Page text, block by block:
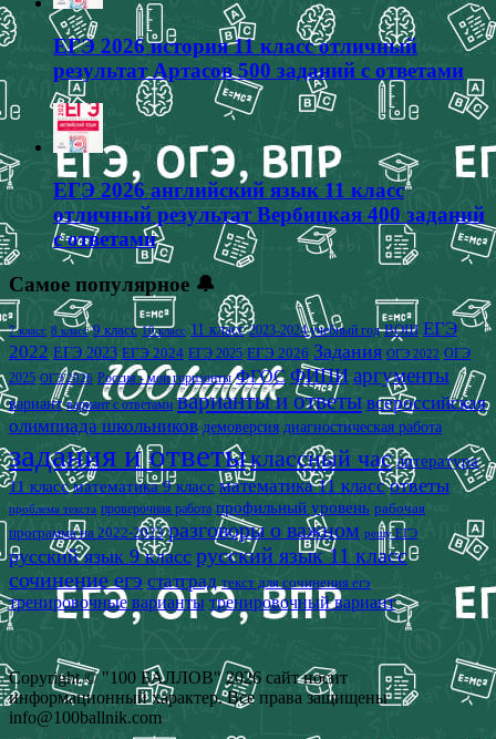
ЕГЭ 2026 история 11 класс отличный
результат Артасов 500 заданий с ответами
ЕГЭ 2026 английский язык 11 класс
отличный результат Вербицкая 400 заданий
с ответами
Самое популярное 🔔
7 класс 8 класс 9 класс 10 класс 11 класс 2023-2024 учебный год ВОШ ЕГЭ
2022 ЕГЭ 2023 ЕГЭ 2024 ЕГЭ 2025 ЕГЭ 2026 Задания ОГЭ 2022 ОГЭ
2025 ОГЭ 2026 Россия - мои горизонты ФГОС ФИПИ аргументы
вариант вариант с ответами варианты и ответы всероссийская
олимпиада школьников демоверсия диагностическая работа
задания и ответыклассный час литература
11 класс математика 9 класс математика 11 класс ответы
проблема текста проверочная работа профильный уровень рабочая
программа на 2022-2023 разговоры о важном решу ЕГЭ
русский язык 9 класс русский язык 11 класс
сочинение егэ статград текст для сочинения егэ
тренировочные варианты тренировочный вариант
Copyright © "100 БАЛЛОВ" 2026 сайт носит
информационный характер. Все права защищены
info@100ballnik.com